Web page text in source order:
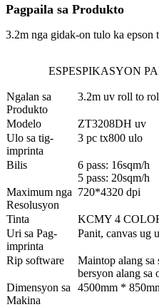
Pagpaila sa Produkto
3.2m nga gidak-on tulo ka
ESPESPIKASYON
Ngalan sa
Produkto
3.2m uv roll to
Modelo
ZT3208DH uv
Ulo sa tig-
imprinta
3 pc tx800 ulo
Bilis
6 pass: 16sqm/h
5 pass: 20sqm/h
Maximum nga
Resolusyon
720*4320 dpi
Tinta
KCMY 4
Uri sa Pag-
imprinta
Panit, canvas ug
Rip software
Maintop alang sa
bersyon alang sa
Dimensyon sa
Makina
4500mm *